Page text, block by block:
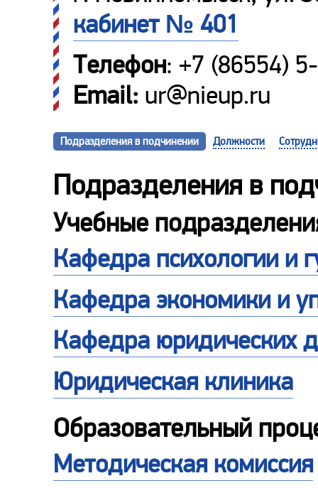
кабинет № 401
Телефон: +7 (86554)
Email: ur@nieup.ru
Подразделения в подчинении Должности
Подразделения в
Учебные
Кафедра психологии и
Кафедра экономики и
Кафедра юридических
Юридическая клиника
Образовательный
Методическая комиссия